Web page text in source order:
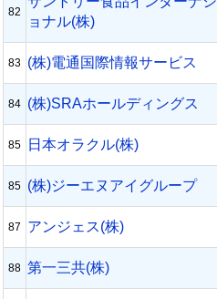
82
ョナル(株)
83 (株)電通国際情報サービス
84 (株)SRAホールディングス
85 日本オラクル(株)
85 (株)ジーエヌアイグループ
87 アンジェス(株)
88 第一三共(株)